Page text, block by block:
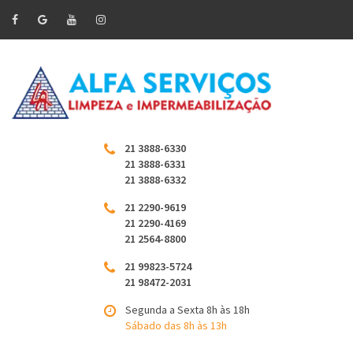
21 3888-6330
21 3888-6331
21 3888-6332
21 2290-9619
21 2290-4169
21 2564-8800
21 99823-5724
21 98472-2031
Segunda a Sexta 8h às 18h
Sábado das 8h às 13h